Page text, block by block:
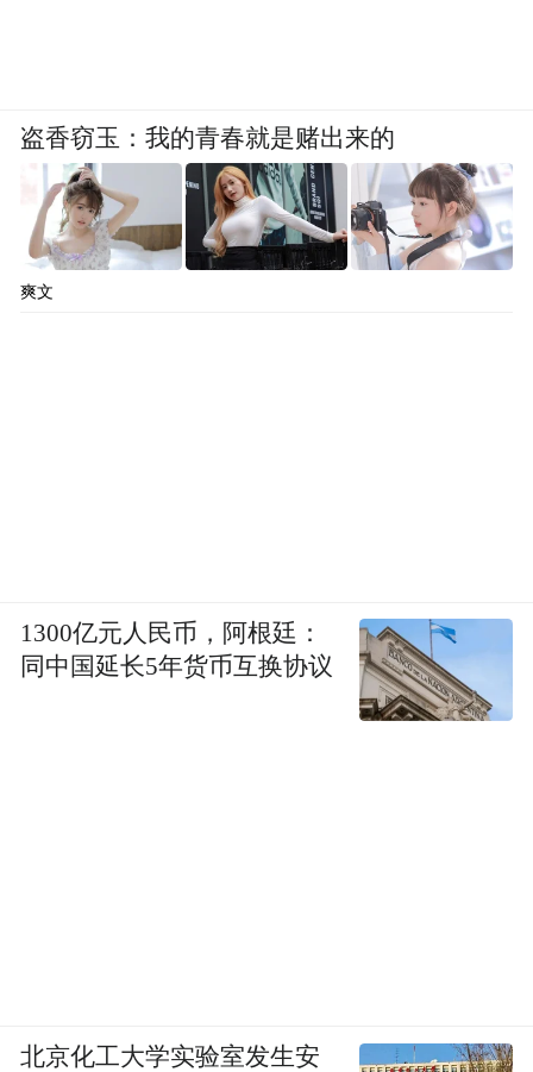
盗香窃玉：我的青春就是赌出来的
爽文
1300亿元人民币，阿根廷：
同中国延长5年货币互换协议
北京化工大学实验室发生安